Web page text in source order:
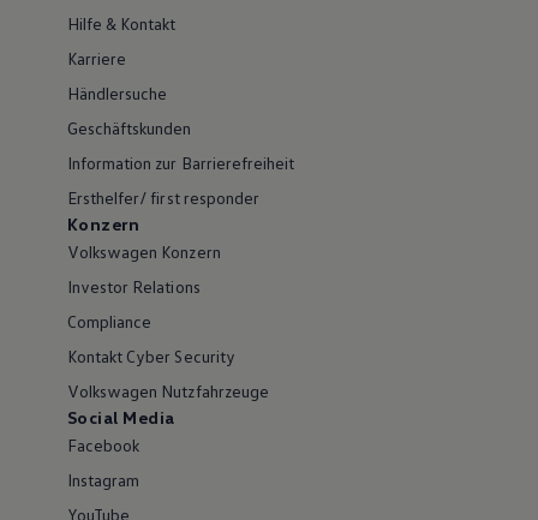
Hilfe & Kontakt
Karriere
Händlersuche
Geschäftskunden
Information zur Barrierefreiheit
Ersthelfer/ first responder
Konzern
Volkswagen Konzern
Investor Relations
Compliance
Kontakt Cyber Security
Volkswagen Nutzfahrzeuge
Social Media
Facebook
Instagram
YouTube